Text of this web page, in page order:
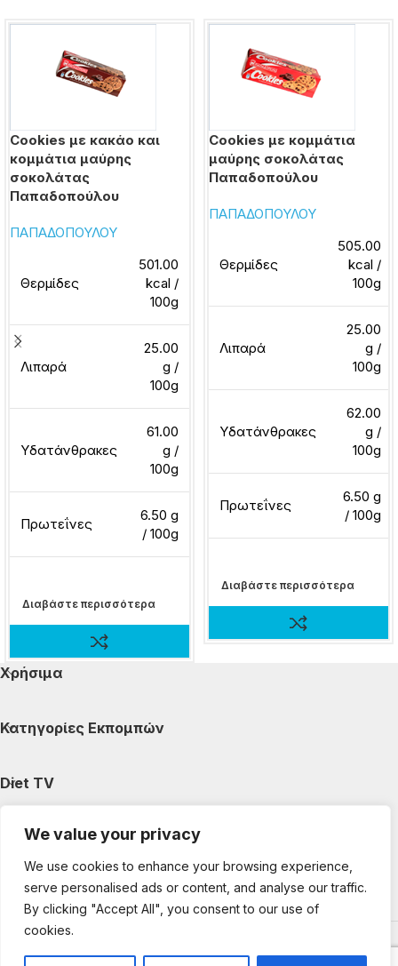
We value your privacy
We use cookies to enhance your browsing experience,
serve personalised ads or content, and analyse our traffic.
By clicking "Accept All", you consent to our use of
cookies.
Cookies με κακάο και
κομμάτια μαύρης
σοκολάτας
Παπαδοπούλου
ΠΑΠΑΔΟΠΟΥΛΟΥ
Θερμίδες
501.00
kcal /
100g
Λιπαρά
25.00
g /
100g
Υδατάνθρακες
61.00
g /
100g
Πρωτεΐνες
6.50 g
/ 100g
Διαβάστε περισσότερα
Cookies με κομμάτια
μαύρης σοκολάτας
Παπαδοπούλου
ΠΑΠΑΔΟΠΟΥΛΟΥ
Θερμίδες
505.00
kcal /
100g
Λιπαρά
25.00
g /
100g
Υδατάνθρακες
62.00
g /
100g
Πρωτεΐνες
6.50 g
/ 100g
Διαβάστε περισσότερα
Χρήσιμα
Κατηγορίες Εκπομπών
Diet TV
Κατηγορίες Άρθρων
Ακολουθήστε μας
Copyright © 2025 DietTV. All Rights Reserved.
development by web-idea.gr